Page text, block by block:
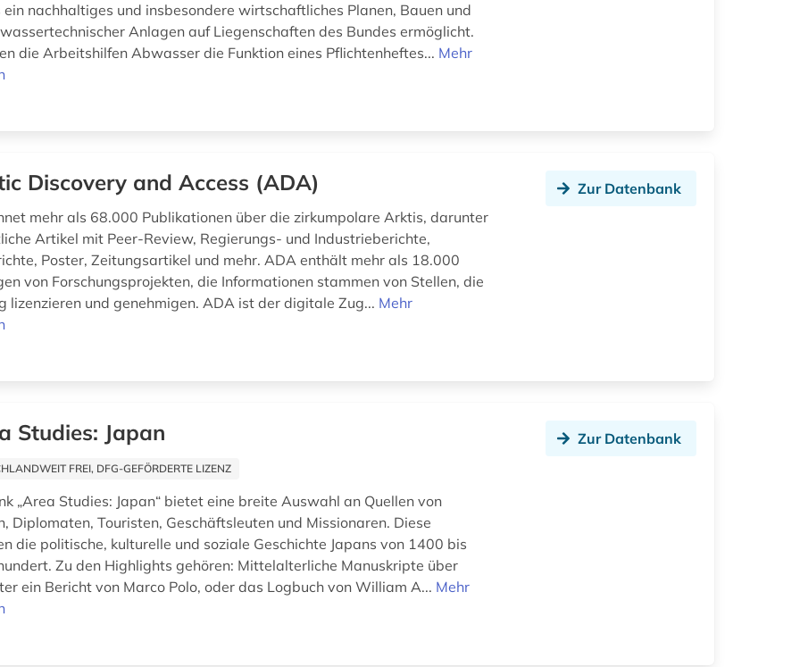
nachhaltiges und insbesondere wirtschaftliches Planen, Bauen und
Anlagen auf Liegenschaften des Bundes ermöglicht.
die Arbeitshilfen Abwasser die Funktion eines Pflichtenheftes... Mehr
Discovery and Access (ADA)
mehr als 68.000 Publikationen über die zirkumpolare Arktis, darunter
Artikel mit Peer-Review, Regierungs- und Industrieberichte,
Poster, Zeitungsartikel und mehr. ADA enthält mehr als 18.000
von Forschungsprojekten, die Informationen stammen von Stellen, die
lizenzieren und genehmigen. ADA ist der digitale Zug... Mehr
Zur Datenbank
Studies: Japan
FREI, DFG-GEFÖRDERTE LIZENZ
„Area Studies: Japan“ bietet eine breite Auswahl an Quellen von
Diplomaten, Touristen, Geschäftsleuten und Missionaren. Diese
die politische, kulturelle und soziale Geschichte Japans von 1400 bis
Zu den Highlights gehören: Mittelalterliche Manuskripte über
ein Bericht von Marco Polo, oder das Logbuch von William A... Mehr
Zur Datenbank